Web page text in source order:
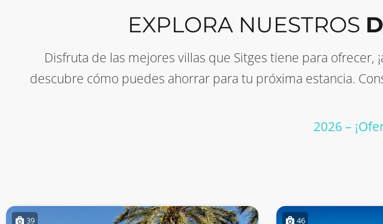
EXPLORA NUESTROS
Disfruta de las mejores villas que Sitges tiene para
descubre cómo puedes ahorrar para tu próxima estancia.
2026 –
39 46